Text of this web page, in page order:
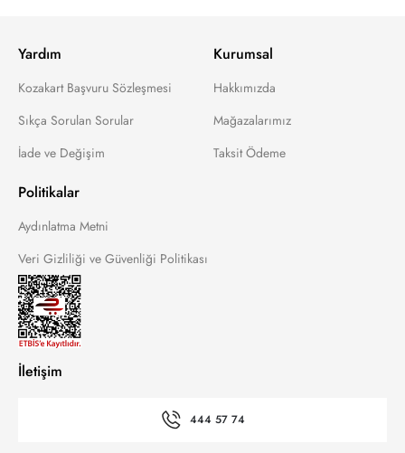
Yardım
Kozakart Başvuru Sözleşmesi
Sıkça Sorulan Sorular
İade ve Değişim
Kurumsal
Hakkımızda
Mağazalarımız
Taksit Ödeme
Politikalar
Aydınlatma Metni
Veri Gizliliği ve Güvenliği Politikası
İletişim
444 57 74